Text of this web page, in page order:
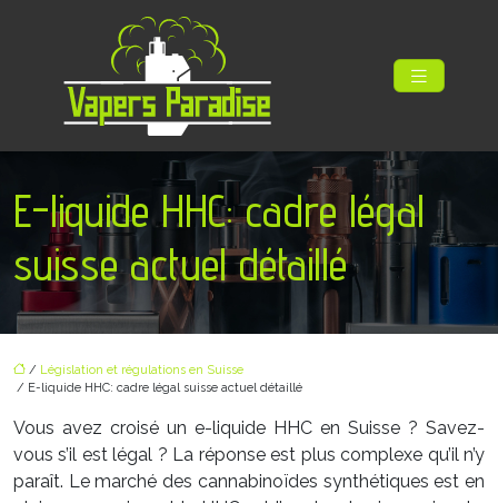
E-liquide HHC: cadre légal
suisse actuel détaillé
/ Législation et régulations en Suisse
/ E-liquide HHC: cadre légal suisse actuel détaillé
Vous avez croisé un e-liquide HHC en Suisse ? Savez-
vous s’il est légal ? La réponse est plus complexe qu’il n’y
paraît. Le marché des cannabinoïdes synthétiques est en